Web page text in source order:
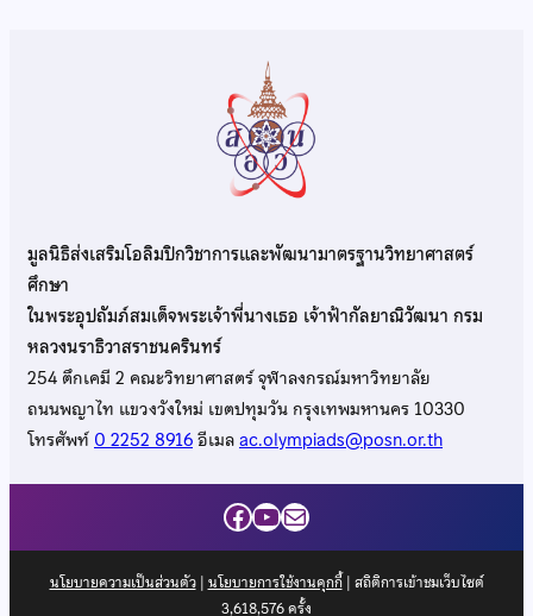
มูลนิธิส่งเสริมโอลิมปิกวิชาการและพัฒนามาตรฐานวิทยาศาสตร์
ศึกษา
ในพระอุปถัมภ์สมเด็จพระเจ้าพี่นางเธอ เจ้าฟ้ากัลยาณิวัฒนา กรม
หลวงนราธิวาสราชนครินทร์
254 ตึกเคมี 2 คณะวิทยาศาสตร์ จุฬาลงกรณ์มหาวิทยาลัย
ถนนพญาไท แขวงวังใหม่ เขตปทุมวัน กรุงเทพมหานคร 10330
โทรศัพท์0 2252 8916อีเมลac.olympiads@posn.or.th
Facebook
YouTube
Mail
นโยบายความเป็นส่วนตัว| นโยบายการใช้งานคุกกี้| สถิติการเข้าชมเว็บไซต์
3,618,576ครั้ง